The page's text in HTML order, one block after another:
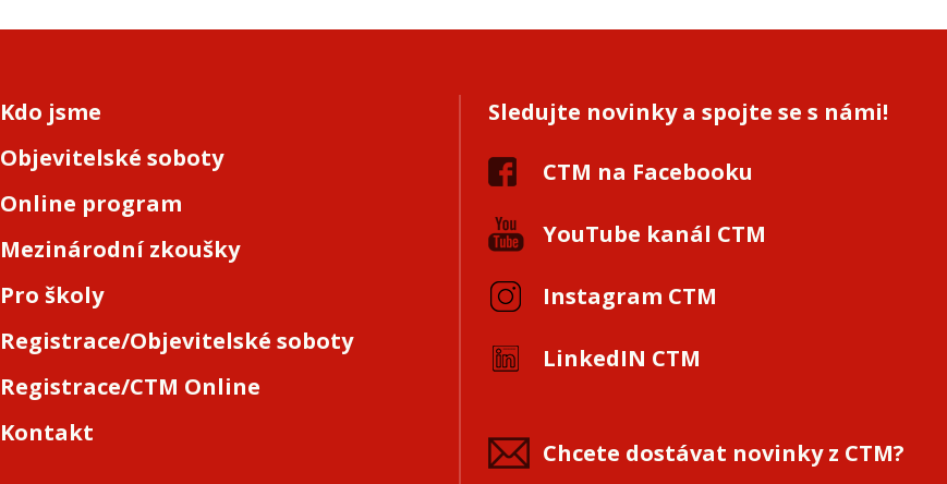
Kdo jsme
Objevitelské soboty
Online program
Mezinárodní zkoušky
Pro školy
Registrace/Objevitelské soboty
Registrace/CTM Online
Kontakt
Sledujte novinky a spojte se s námi!
CTM na Facebooku
YouTube kanál CTM
Instagram CTM
LinkedIN CTM
Chcete dostávat novinky z CTM?